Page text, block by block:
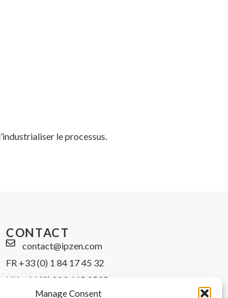
Manage Consent
le processus.
CONTACT
contact@ipzen.com
FR +33 (0) 1 84 17 45 32
UK +44 (0) 203 445 0535